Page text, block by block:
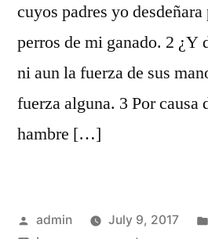
cuyos padres yo
perros de mi ganado. 2 ¿Y
ni aun la fuerza de sus
fuerza alguna. 3 Por causa
hambre […]
Posted
admin July 9, 2017